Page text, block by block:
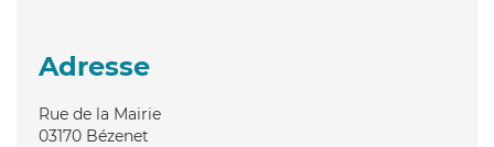
Adresse
Rue de la Mairie
03170 Bézenet